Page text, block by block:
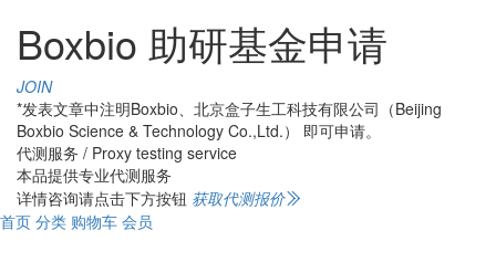
Boxbio 助研基金申请
JOIN
*发表文章中注明Boxbio、北京盒子生工科技有限公司（Beijing
Boxbio Science & Technology Co.,Ltd.） 即可申请。
代测服务 / Proxy testing service
本品提供专业代测服务
详情咨询请点击下方按钮 获取代测报价
首页 分类 购物车 会员